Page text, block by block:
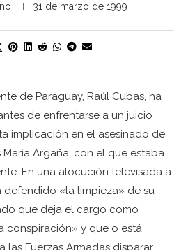
31 de marzo de 1999
de Paraguay, Raúl Cubas, ha
de enfrentarse a un juicio
implicación en el asesinado de
María Argaña, con el que estaba
En una alocución televisada a
defendido «la limpieza» de su
que deja el cargo como
conspiración» y que o está
las Fuerzas Armadas disparar